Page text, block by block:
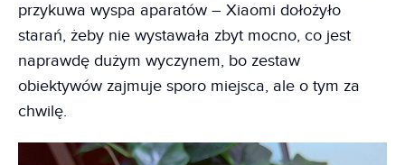
przykuwa wyspa aparatów – Xiaomi dołożyło
starań, żeby nie wystawała zbyt mocno, co jest
naprawdę dużym wyczynem, bo zestaw
obiektywów zajmuje sporo miejsca, ale o tym za
chwilę.